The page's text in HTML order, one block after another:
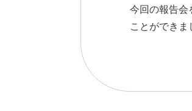
今回の報告会
ことができま